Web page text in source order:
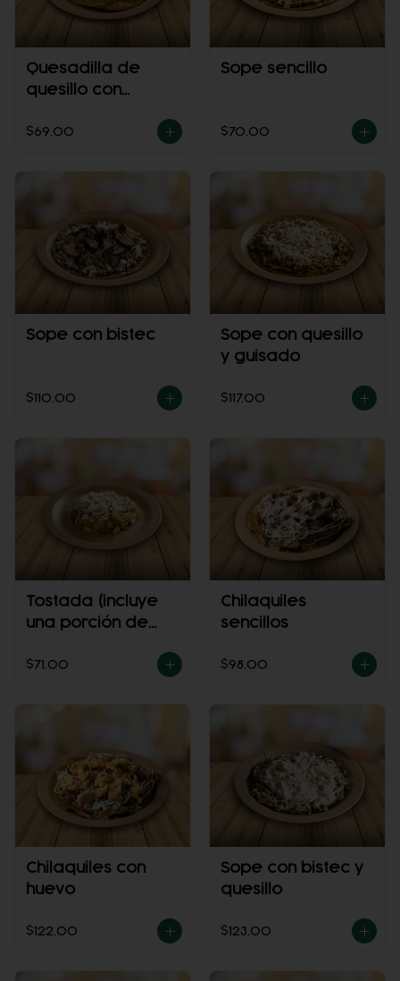
Quesadilla de
quesillo con
$69.00
Sope sencillo
$70.00
Sope con bistec
$110.00
Sope con quesillo
y guisado
$117.00
Tostada (incluye
una porción de
$71.00
Chilaquiles
sencillos
$98.00
Chilaquiles con
huevo
$122.00
Sope con bistec y
quesillo
$123.00